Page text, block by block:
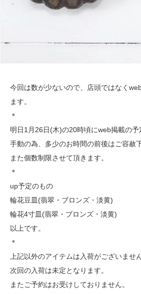
今回は数が少ないので、店頭ではなく
ます。
＊
明日1月26日(木)の20時頃にweb掲載の予
手動の為、多少のお時間の前後はご容赦
また個数制限させて頂きます。
＊
up予定のもの
輪花豆皿(翡翠・ブロンズ・淡黄)
輪花4寸皿(翡翠・ブロンズ・淡黄)
以上です。
＊
上記以外のアイテムは入荷がございません
次回の入荷は未定となります。
またご予約はお受けしておりません。